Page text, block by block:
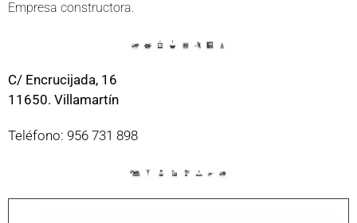
Empresa constructora.
C/ Encrucijada, 16
11650. Villamartín
Teléfono: 956 731 898